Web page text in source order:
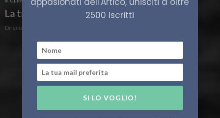
La trasversalità del cambiamento climatico
Driscole Nenenga
2500 iscritti
SI LO VOGLIO!